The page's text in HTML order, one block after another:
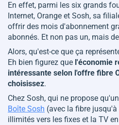
En effet, parmi les six grands
Internet, Orange et Sosh, sa
offrir des mois d'abonnement
abonnés. Et non pas un, mais
Alors, qu'est-ce que ça
Eh bien figurez que l'économie
intéressante selon l'offre fibre
choisissez.
Chez Sosh, qui ne propose
Boîte Sosh (avec la fibre
illimités vers les fixes et la TV